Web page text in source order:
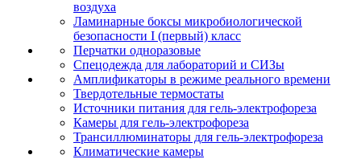
воздуха
Ламинарные боксы микробиологической
безопасности I (первый) класс
Перчатки одноразовые
Спецодежда для лабораторий и СИЗы
Амплификаторы в режиме реального времени
Твердотельные термостаты
Источники питания для гель-электрофореза
Камеры для гель-электрофореза
Трансиллюминаторы для гель-электрофореза
Климатические камеры